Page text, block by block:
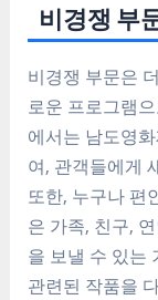
비경쟁 부
비경쟁 부문은
로운 프로그램
에서는 남도영
여, 관객들에게
또한, 누구나 편
은 가족, 친구,
을 보낼 수 있는
관련된 작품을